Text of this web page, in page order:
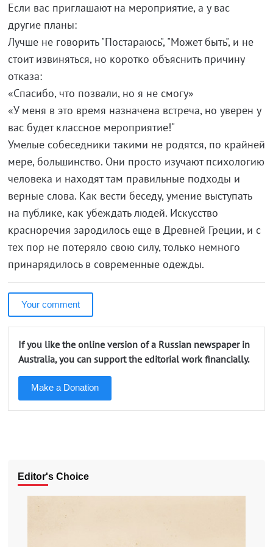
Если вас приглашают на мероприятие, а у вас
другие планы:
Лучше не говорить "Постараюсь", "Может быть", и не
стоит извиняться, но коротко объяснить причину
отказа:
«Спасибо, что позвали, но я не смогу»
«У меня в это время назначена встреча, но уверен у
вас будет классное мероприятие!"
Умелые собеседники такими не родятся, по крайней
мере, большинство. Они просто изучают психологию
человека и находят там правильные подходы и
верные слова. Как вести беседу, умение выступать
на публике, как убеждать людей. Искусство
красноречия зародилось еще в Древней Греции, и с
тех пор не потеряло свою силу, только немного
принарядилось в современные одежды.
Your comment
If you like the online version of a Russian newspaper in
Australia, you can support the editorial work financially.
Make a Donation
Editor's Choice